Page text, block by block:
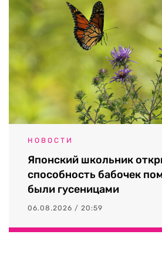
НОВОСТИ
Японский школьник
способность бабочек
были гусеницами
06.08.2026 / 20:59